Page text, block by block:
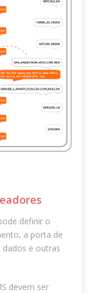
definir o
a porta de
dados e outras
devem ser